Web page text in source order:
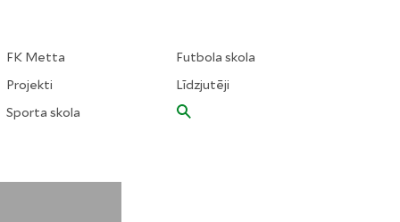
FK Metta
Projekti
Sporta skola
Futbola skola
Līdzjutēji